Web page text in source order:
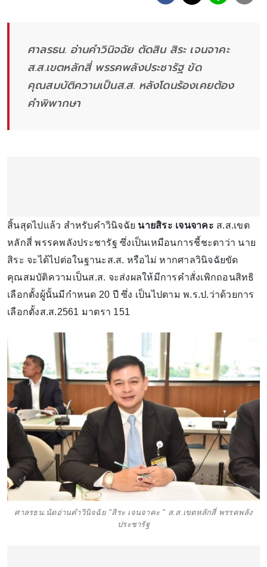
ศาลรธน. อ่านคำวินิจฉัย ตัดสิน สิระ เจนจาคะ
ส.ส.เขตหลักสี่ พรรคพลังประชารัฐ ขัด
คุณสมบัติความเป็นส.ส. หลังโดนร้องเคยต้อง
คำพิพากษา
สิ้นสุดไปแล้ว สำหรับคำวินิจฉัย นายสิระ เจนจาคะ ส.ส.เขต
หลักสี่ พรรคพลังประชารัฐ ซึ่งเป็นเหมือนการชี้ชะตาว่า นาย
สิระ จะได้ไปต่อในฐานะส.ส. หรือไม่ หากศาลวินิจฉัยขัด
คุณสมบัติความเป็นส.ส. จะส่งผลให้มีการคำสั่งเพิกถอนสิทธิ
เลือกตั้งผู้นั้นมีกำหนด 20 ปี ซึ่ง เป็นไปตาม พ.ร.ป.ว่าด้วยการ
เลือกตั้งส.ส.2561 มาตรา 151
ศาลรธน.นัดอ่านคำวินิจฉัย "สิระ เจนจาคะ " ส.ส.เขตหลักสี่ พรรคพลัง
ประชารัฐ